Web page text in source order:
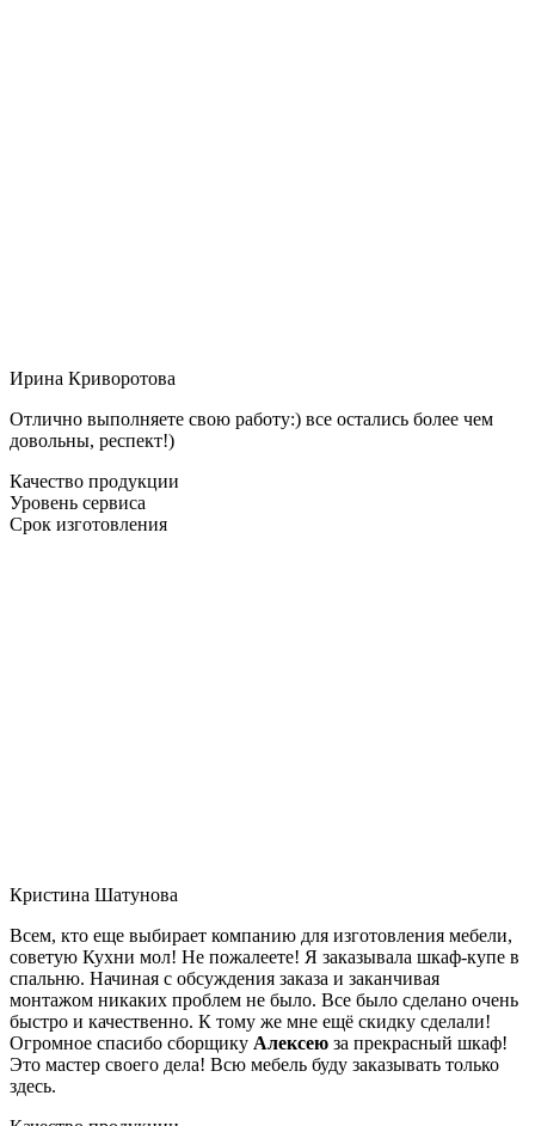
Ирина Криворотова
Отлично выполняете свою работу:) все остались более чем
довольны, респект!)
Качество продукции
Уровень сервиса
Срок изготовления
Кристина Шатунова
Всем, кто еще выбирает компанию для изготовления мебели,
советую Кухни мол! Не пожалеете! Я заказывала шкаф-купе в
спальню. Начиная с обсуждения заказа и заканчивая
монтажом никаких проблем не было. Все было сделано очень
быстро и качественно. К тому же мне ещё скидку сделали!
Огромное спасибо сборщику Алексею за прекрасный шкаф!
Это мастер своего дела! Всю мебель буду заказывать только
здесь.